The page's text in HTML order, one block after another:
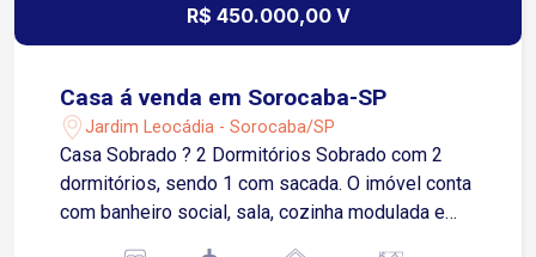
R$ 450.000,00 V
Casa á venda em Sorocaba-SP
Jardim Leocádia - Sorocaba/SP
Casa Sobrado ? 2 Dormitórios Sobrado com 2
dormitórios, sendo 1 com sacada. O imóvel conta
com banheiro social, sala, cozinha modulada e